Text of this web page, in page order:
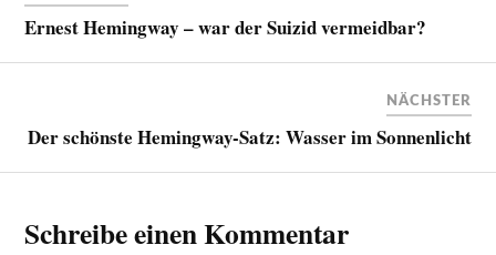
Ernest Hemingway – war der Suizid vermeidbar?
NÄCHSTER
Der schönste Hemingway-Satz: Wasser im Sonnenlicht
Schreibe einen Kommentar